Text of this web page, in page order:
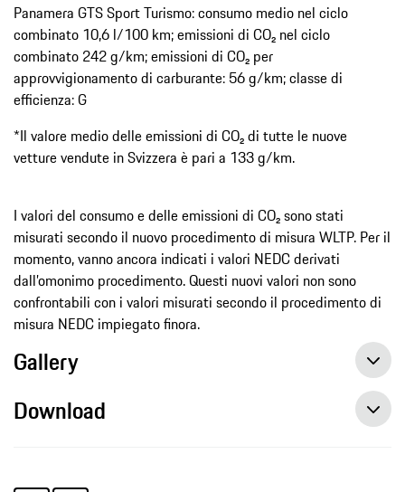
Panamera GTS Sport Turismo: consumo medio nel ciclo
combinato 10,6 l/100 km; emissioni di CO₂ nel ciclo
combinato 242 g/km; emissioni di CO₂ per
approvvigionamento di carburante: 56 g/km; classe di
efficienza: G
*Il valore medio delle emissioni di CO₂ di tutte le nuove
vetture vendute in Svizzera è pari a 133 g/km.
I valori del consumo e delle emissioni di CO₂ sono stati
misurati secondo il nuovo procedimento di misura WLTP. Per il
momento, vanno ancora indicati i valori NEDC derivati
dall’omonimo procedimento. Questi nuovi valori non sono
confrontabili con i valori misurati secondo il procedimento di
misura NEDC impiegato finora.
Gallery
Download